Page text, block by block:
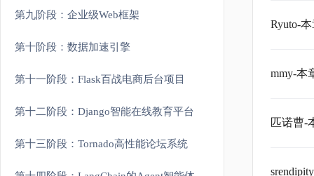
第九阶段：企业级Web框架
第十阶段：数据加速引擎
第十一阶段：Flask百战电商后台项目
第十二阶段：Django智能在线教育平台
第十三阶段：Tornado高性能论坛系统
Ryuto-
mmy-本
匹诺曹-